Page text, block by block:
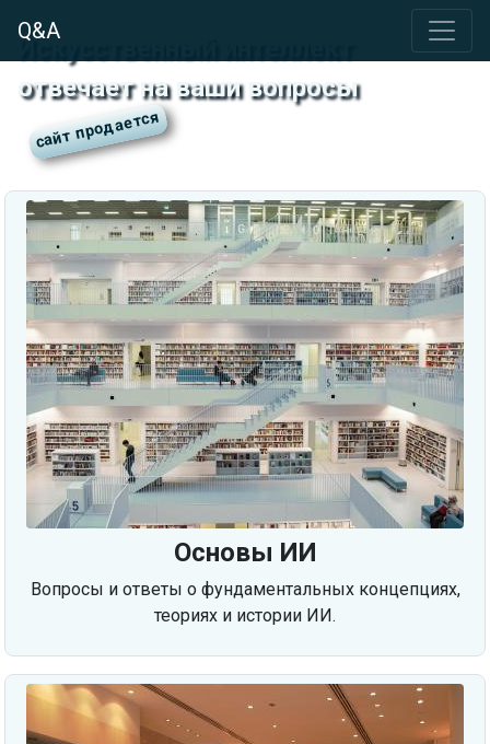
Q&A
Искусственный интеллект
отвечает на ваши вопросы
Основы ИИ
Вопросы и ответы о фундаментальных концепциях,
теориях и истории ИИ.